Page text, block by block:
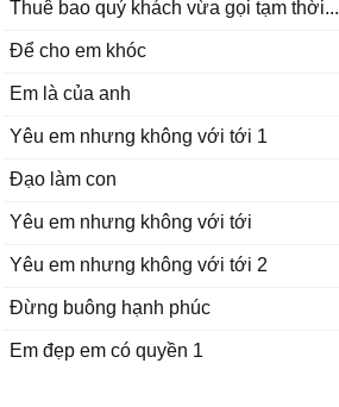
Vội che nón Quai Thao Ba Tầm
Lại một tay chôn mộng trong trắng
Gửi thêm cô triệu triệu vạt nắng
Khoác cho nàng ánh trăng lạnh băng
Thuê bao quý khách vừa gọi tạm thời...
Để cho em khóc
Em là của anh
Yêu em nhưng không với tới 1
Đạo làm con
Yêu em nhưng không với tới
Yêu em nhưng không với tới 2
Đừng buông hạnh phúc
Em đẹp em có quyền 1